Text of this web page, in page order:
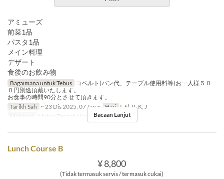
アミューズ
前菜1品
パスタ1品
メイン料理
デザート
食後のお飲み物
Bagaimana untuk Tebus コペルト(パン代、テーブル使用料等)お一人様５０
０円別途頂戴いたします。
お食事の時間90分とさせて頂きます。
Tarikh Sah ~ 23 Dis 2025, 07 Jan ~ Hari I, Sl, R, K, J
Makanan
Makan Tengah Hari Bacaan Lanjut
Lunch Course B
¥ 8,800
(Tidak termasuk servis / termasuk cukai)